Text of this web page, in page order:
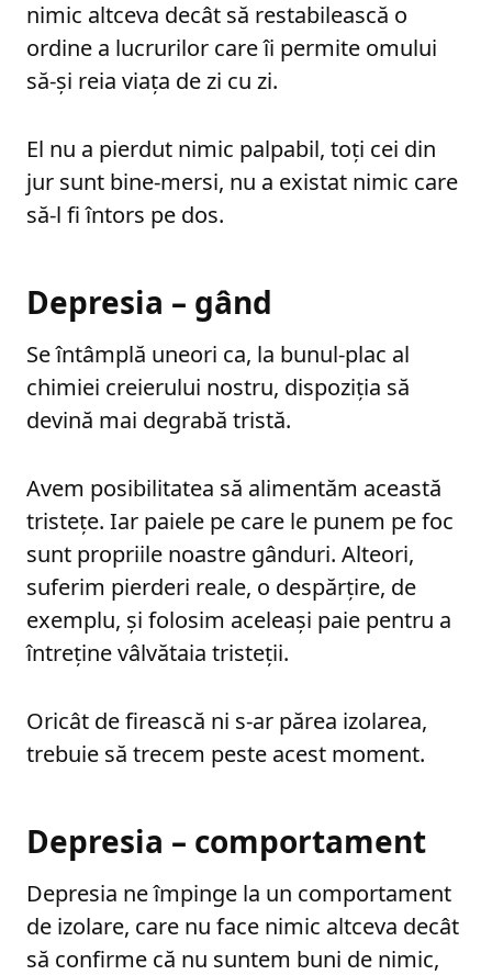
nimic altceva decât să restabilească o
ordine a lucrurilor care îi permite omului
să-și reia viața de zi cu zi.
El nu a pierdut nimic palpabil, toți cei din
jur sunt bine-mersi, nu a existat nimic care
să-l fi întors pe dos.
Depresia – gând
Se întâmplă uneori ca, la bunul-plac al
chimiei creierului nostru, dispoziția să
devină mai degrabă tristă.
Avem posibilitatea să alimentăm această
tristețe. Iar paiele pe care le punem pe foc
sunt propriile noastre gânduri. Alteori,
suferim pierderi reale, o despărțire, de
exemplu, și folosim aceleași paie pentru a
întreține vâlvătaia tristeții.
Oricât de firească ni s-ar părea izolarea,
trebuie să trecem peste acest moment.
Depresia – comportament
Depresia ne împinge la un comportament
de izolare, care nu face nimic altceva decât
să confirme că nu suntem buni de nimic,